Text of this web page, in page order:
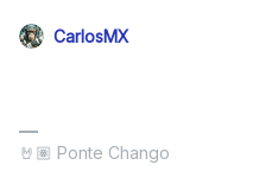
CarlosMX
🤘🏽 Ponte Chango